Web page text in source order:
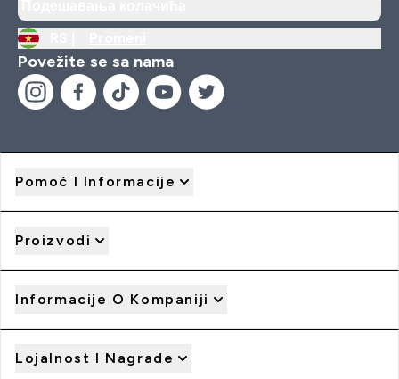
Povežite se sa nama
Pomoć I Informacije
Proizvodi
Informacije O Kompaniji
Lojalnost I Nagrade